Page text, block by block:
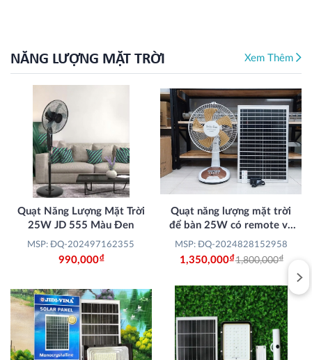
NĂNG LƯỢNG MẶT TRỜI Xem Thêm
Quạt Năng Lượng Mặt Trời
25W JD 555 Màu Đen
MSP: ĐQ-202497162355
990,000Đ
Quạt năng lượng mặt trời
để bàn 25W có remote và
loa Bluetooth phát nhạc
MSP: ĐQ-2024828152958
1,350,000Đ1,800,000Đ